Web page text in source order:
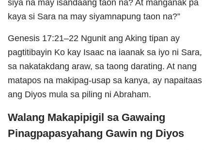
siya na may isandaang taon na? At manganak pa
kaya si Sara na may siyamnapung taon na?”
Genesis 17:21–22 Ngunit ang Aking tipan ay
pagtitibayin Ko kay Isaac na iaanak sa iyo ni Sara,
sa nakatakdang araw, sa taong darating. At nang
matapos na makipag-usap sa kanya, ay napaitaas
ang Diyos mula sa piling ni Abraham.
Walang Makapipigil sa Gawaing
Pinagpapasyahang Gawin ng Diyos